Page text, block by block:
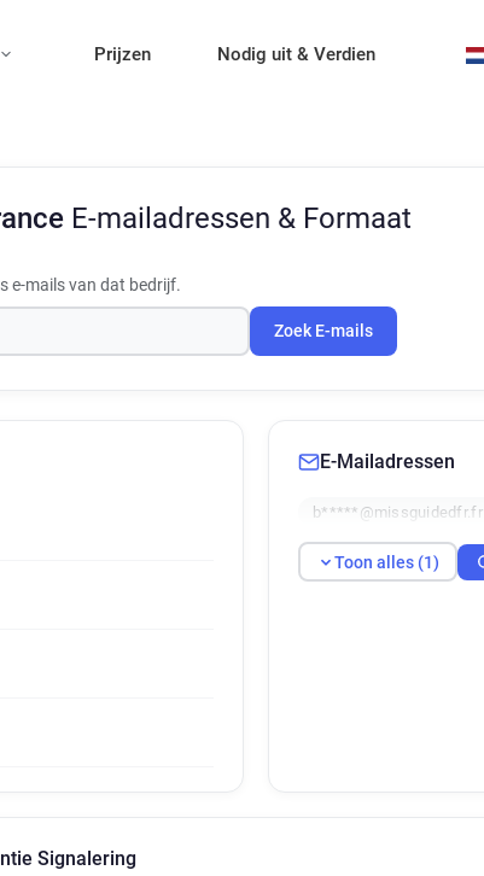
Prijzen Nodig uit & Verdien
E-mailadressen & Formaat
e-mails van dat bedrijf.
Zoek E-mails
E-Mailadressen
b*****@missguidedfr.fr
Toon alles (1)
Signalering